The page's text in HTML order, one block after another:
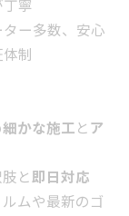
寧
ター多数、安心
制
かな施工とア
と即日対応
ムや最新のゴ